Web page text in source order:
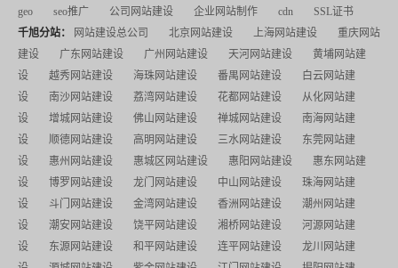
geo
seo推广 公司网站建设 企业网站制作 cdn
SSL证书
千旭分站：
网站建设总公司 北京网站建设 上海网站建设
重庆网站
建设
广东网站建设 广州网站建设 天河网站建设
黄埔网站建
设
越秀网站建设 海珠网站建设 番禺网站建设
白云网站建
设
南沙网站建设 荔湾网站建设 花都网站建设
从化网站建
设
增城网站建设 佛山网站建设 禅城网站建设
南海网站建
设
顺德网站建设 高明网站建设 三水网站建设
东莞网站建
设
惠州网站建设 惠城区网站建设 惠阳网站建设
惠东网站建
设
博罗网站建设 龙门网站建设 中山网站建设
珠海网站建
设
斗门网站建设 金湾网站建设 香洲网站建设
潮州网站建
设
潮安网站建设 饶平网站建设 湘桥网站建设
河源网站建
设
东源网站建设 和平网站建设 连平网站建设
龙川网站建